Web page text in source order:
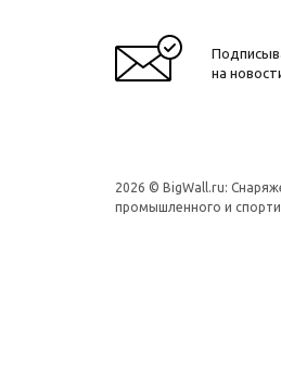
на
2026 © BigWall.ru:
промышленного и